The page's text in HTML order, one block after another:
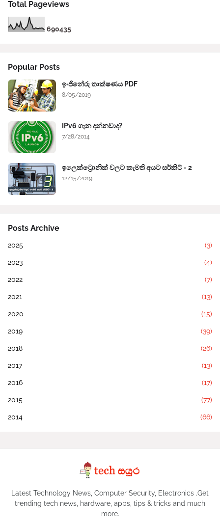
Total Pageviews
690435
Popular Posts
ඉංජිනේරු තාක්ෂණය PDF
8/05/2019
IPv6 ගැන දන්නවාද?
7/28/2014
ඉලෙක්ට්‍රොනික් වලට කැමති අයට සර්කිට් - 2
12/15/2019
Posts Archive
2025 (3)
2023 (4)
2022 (7)
2021 (13)
2020 (15)
2019 (39)
2018 (26)
2017 (13)
2016 (17)
2015 (77)
2014 (66)
Latest Technology News, Computer Security, Electronics .Get
trending tech news, hardware, apps, tips & tricks and much
more.